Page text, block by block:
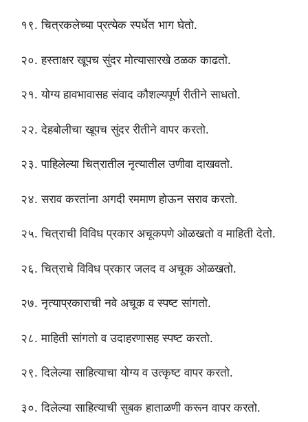
१९. चित्रकलेच्या प्रत्येक स्पर्धेत भाग घेतो.
२०. हस्ताक्षर खूपच सुंदर मोत्यासारखे ठळक काढतो.
२१. योग्य हावभावासह संवाद कौशल्यपूर्ण रीतीने साधतो.
२२. देहबोलीचा खूपच सुंदर रीतीने वापर करतो.
२३. पाहिलेल्या चित्रातील नृत्यातील उणीवा दाखवतो.
२४. सराव करतांना अगदी रममाण होऊन सराव करतो.
२५. चित्राची विविध प्रकार अचूकपणे ओळखतो व माहिती देतो.
२६. चित्राचे विविध प्रकार जलद व अचूक ओळखतो.
२७. नृत्याप्रकाराची नवे अचूक व स्पष्ट सांगतो.
२८. माहिती सांगतो व उदाहरणासह स्पष्ट करतो.
२९. दिलेल्या साहित्याचा योग्य व उत्कृष्ट वापर करतो.
३०. दिलेल्या साहित्याची सुबक हाताळणी करून वापर करतो.